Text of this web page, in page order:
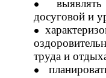
досуговой и
труда и